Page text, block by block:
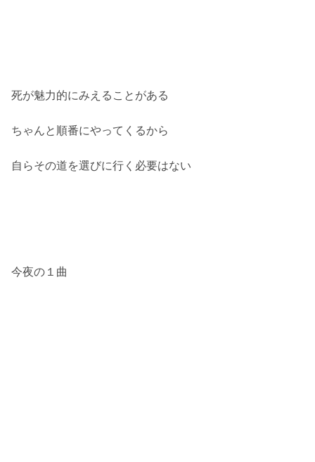
死が魅力的にみえることがある
ちゃんと順番にやってくるから
自らその道を選びに行く必要はない
今夜の１曲